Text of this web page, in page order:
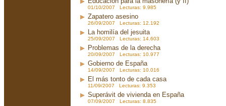
01/10/2007 Lecturas: 9.985
Zapatero asesino
26/09/2007 Lecturas: 12.192
La homilía del jesuita
25/09/2007 Lecturas: 14.603
Problemas de la derecha
20/09/2007 Lecturas: 10.977
Gobierno de España
14/09/2007 Lecturas: 10.016
El más tonto de cada casa
11/09/2007 Lecturas: 9.353
Superávit de vivienda en España
07/09/2007 Lecturas: 8.835